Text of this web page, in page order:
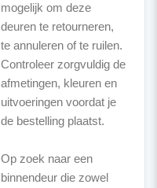
mogelijk om deze
deuren te retourneren,
te annuleren of te ruilen.
Controleer zorgvuldig de
afmetingen, kleuren en
uitvoeringen voordat je
de bestelling plaatst.
Op zoek naar een
binnendeur die zowel